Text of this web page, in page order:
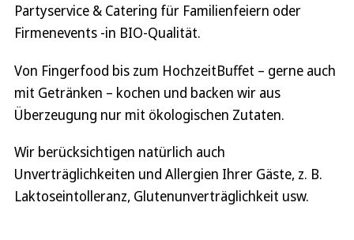
Partyservice & Catering für Familienfeiern oder
Firmenevents -in BIO-Qualität.
Von Fingerfood bis zum HochzeitBuffet – gerne auch
mit Getränken – kochen und backen wir aus
Überzeugung nur mit ökologischen Zutaten.
Wir berücksichtigen natürlich auch
Unverträglichkeiten und Allergien Ihrer Gäste, z. B.
Laktose­­­­­intolleranz, Gluten­­unverträg­lichkeit usw.